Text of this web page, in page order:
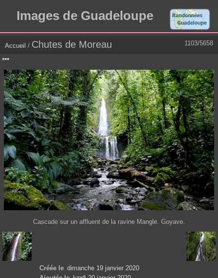
Images de Guadeloupe
1103/5658
Accueil / Chutes de Moreau
Cascade sur un affluent de la ravine Mangle. Goyave.
Créée le dimanche 19 janvier 2020